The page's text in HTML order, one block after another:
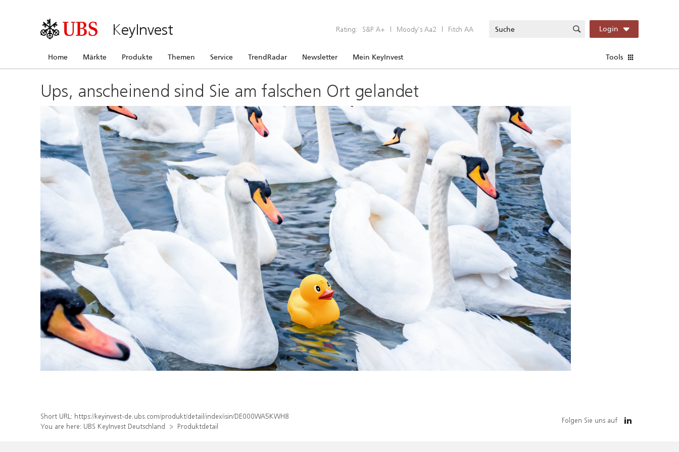
KeyInvest Rating: S&P A+ | Moody’s Aa2 | Fitch AA Login
Home Märkte Produkte Themen Service TrendRadar Newsletter Mein KeyInvest Tools
Ups, anscheinend sind Sie am falschen Ort gelandet
Short URL: https://keyinvest-de.ubs.com/produkt/detail/index/isin/DE000WA5KWH8
You are here: UBS KeyInvest Deutschland Produktdetail
Folgen Sie uns auf